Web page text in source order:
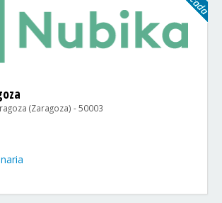
(Zaragoza) - 50003